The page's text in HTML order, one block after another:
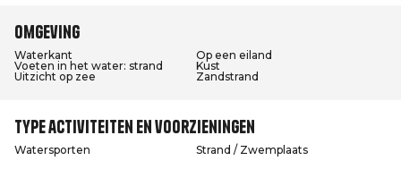
Omgeving
Waterkant
Op een eiland
Voeten in het water: strand
Kust
Uitzicht op zee
Zandstrand
Type activiteiten en voorzieningen
Watersporten Strand / Zwemplaats